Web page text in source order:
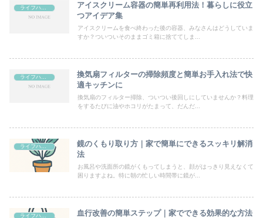
ライフハック
アイスクリーム容器の簡単再利用法！暮らしに役立
つアイデア集
アイスクリームを食べ終わった後の容器、みなさんはどうしていま
すか？ついついそのままゴミ箱に捨ててしま...
ライフハック
換気扇フィルターの掃除頻度と簡単お手入れ法で快
適キッチンに
換気扇のフィルター掃除、ついつい後回しにしていませんか？料理
をするたびに油やホコリがたまって、だんだ...
ライフハック
鏡のくもり取り方｜家で簡単にできるスッキリ解消
法
お風呂や洗面所の鏡がくもってしまうと、顔がはっきり見えなくて
困りますよね。特に朝の忙しい時間帯に鏡が...
血行改善の簡単ステップ｜家でできる効果的な方法